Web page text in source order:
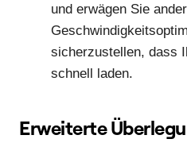
und erwägen Sie
sicherzustellen, dass
schnell laden.
Erweiterte